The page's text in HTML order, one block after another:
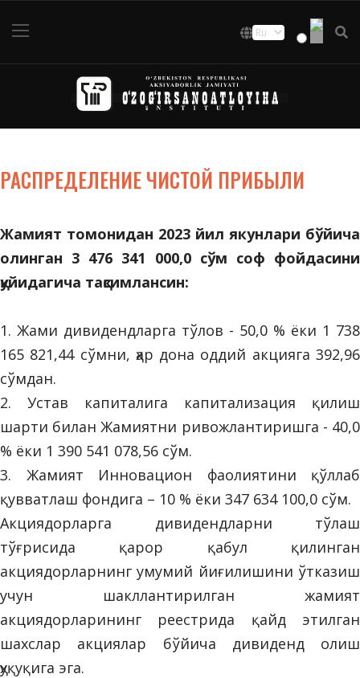
РАСПРЕДЕЛЕНИЕ ЧИСТОЙ ПРИБЫЛИ
Жамият томонидан 2023 йил якунлари бўйича
олинган 3 476 341 000,0 сўм соф фойдасини
қуйидагича тақсимлансин:
1. Жами дивидендларга тўлов - 50,0 % ёки 1 738
165 821,44 сўмни, ҳар дона оддий акцияга 392,96
сўмдан.
2. Устав капиталига капитализация қилиш
шарти билан Жамиятни ривожлантиришга - 40,0
% ёки 1 390 541 078,56 сўм.
3. Жамият Инновацион фаолиятини қўллаб
қувватлаш фондига – 10 % ёки 347 634 100,0 сўм.
Акциядорларга дивидендларни тўлаш
тўғрисида қарор қабул қилинган
акциядорларнинг умумий йиғилишини ўтказиш
учун шакллантирилган жамият
акциядорларининг реестрида қайд этилган
шахслар акциялар бўйича дивиденд олиш
ҳуқуқига эга.